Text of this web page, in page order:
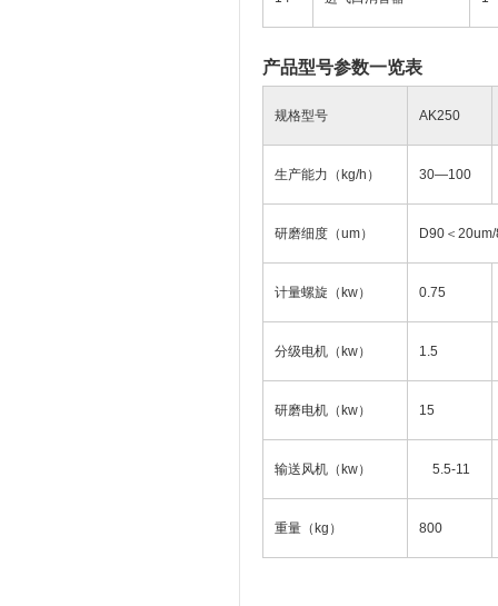
产品型号参数一览表
规格型号 AK250
生产能力（kg/h） 30—100
研磨细度（um） D90＜
计量螺旋（kw） 0.75
分级电机（kw） 1.5
研磨电机（kw） 15
输送风机（kw） 5.5-11
重量（kg） 800